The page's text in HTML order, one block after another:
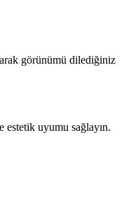
görünümü dilediğiniz
estetik uyumu sağlayın.